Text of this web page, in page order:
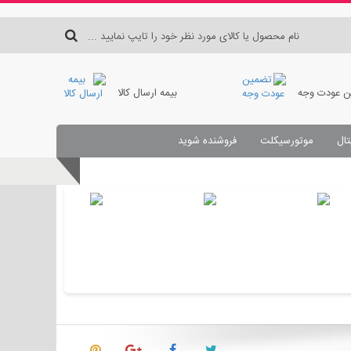
عودت وجه بیمه ارسال کالا
موتورسیکلت فروشنده شوید